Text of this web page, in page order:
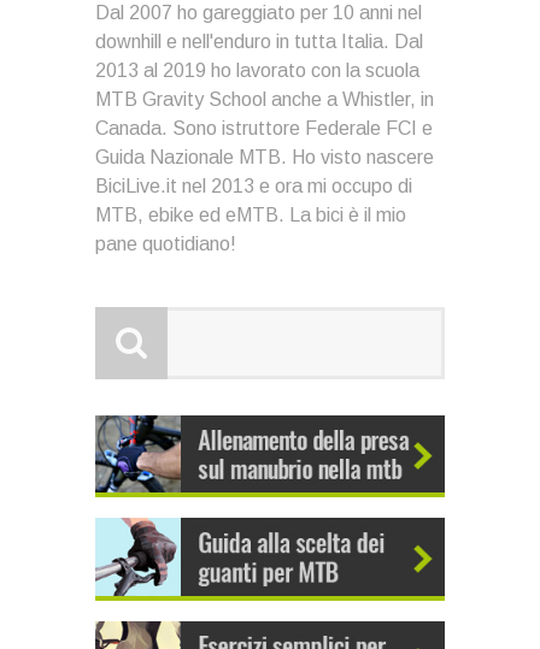
Dal 2007 ho gareggiato per 10 anni nel
downhill e nell'enduro in tutta Italia. Dal
2013 al 2019 ho lavorato con la scuola
MTB Gravity School anche a Whistler, in
Canada. Sono istruttore Federale FCI e
Guida Nazionale MTB. Ho visto nascere
BiciLive.it nel 2013 e ora mi occupo di
MTB, ebike ed eMTB. La bici è il mio
pane quotidiano!